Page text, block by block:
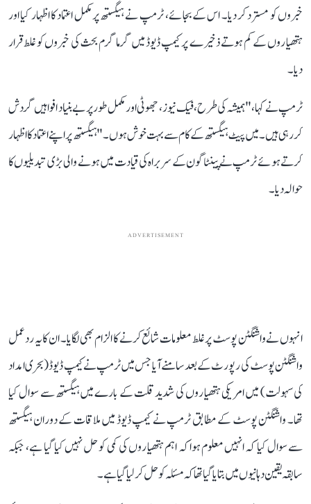
خبروں کو مسترد کر دیا۔ اس کے بجائے، ٹرمپ نے ہیگستھ پر مکمل اعتماد کا اظہار کیا اور
ہتھیاروں کے کم ہوتے ذخیرے پر کیمپ ڈیوڈ میں گرما گرم بحث کی خبروں کو غلط قرار
دیا۔
ٹرمپ نے کہا، "ہمیشہ کی طرح، فیک نیوز ، جھوٹی اور مکمل طور پر بے بنیاد افواہیں گردش
کر رہی ہیں۔ میں پیٹ ہیگستھ کے کام سے بہت خوش ہوں۔" ہیگستھ پر اپنے اعتماد کا اظہار
کرتے ہوئے ٹرمپ نے پینٹاگون کے سربراہ کی قیادت میں ہونے والی بڑی تبدیلیوں کا
حوالہ دیا۔
ADVERTISEMENT
انہوں نے واشنگٹن پوسٹ پر غلط معلومات شائع کرنے کا الزام بھی لگایا۔ ان کا یہ ردعمل
واشنگٹن پوسٹ کی رپورٹ کے بعد سامنے آیا جس میں ٹرمپ نے کیمپ ڈیوڈ (بحری امداد
کی سہولت) میں امریکی ہتھیاروں کی شدید قلت کے بارے میں ہیگستھ سے سوال کیا
تھا۔ واشنگٹن پوسٹ کے مطابق ٹرمپ نے کیمپ ڈیوڈ میں ملاقات کے دوران ہیگستھ
سے سوال کیا کہ انہیں معلوم ہوا کہ اہم ہتھیاروں کی کمی کو حل نہیں کیا گیا ہے، جبکہ
سابقہ ​​یقین دہانیوں میں بتا یا گیا تھا کہ مسئلہ کو حل کر لیا گیا ہے۔